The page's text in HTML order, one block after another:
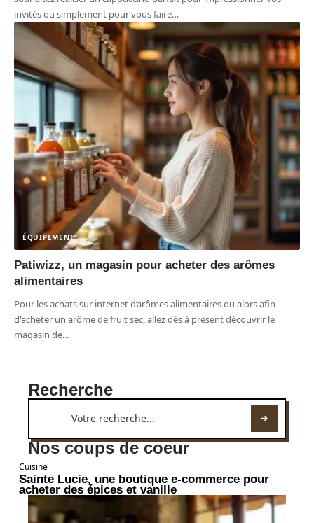
invités ou simplement pour vous faire…
ÉQUIPEMENT
Patiwizz, un magasin pour acheter des arômes
alimentaires
Pour les achats sur internet d’arômes alimentaires ou alors afin
d'acheter un arôme de fruit sec, allez dès à présent découvrir le
magasin de…
Recherche
Nos coups de coeur
Cuisine
Sainte Lucie, une boutique e-commerce pour
acheter des épices et vanille